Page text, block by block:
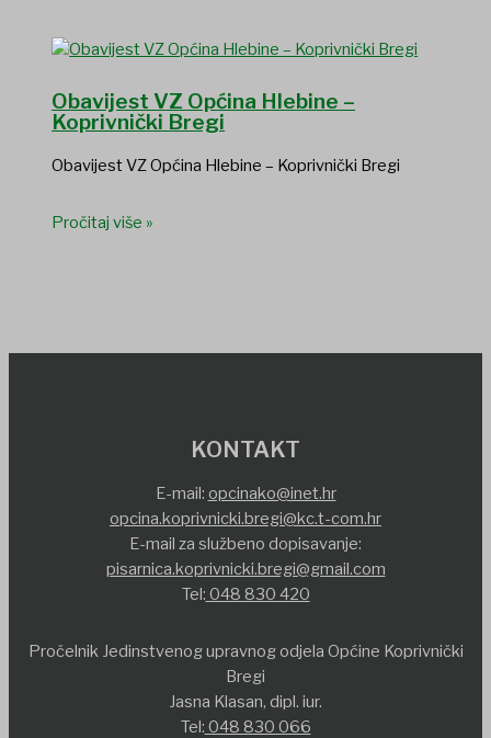
Obavijest VZ Općina Hlebine –
Koprivnički Bregi
Obavijest VZ Općina Hlebine – Koprivnički Bregi
Pročitaj više »
KONTAKT
E-mail: opcinako@inet.hr
opcina.koprivnicki.bregi@kc.t-com.hr
E-mail za službeno dopisavanje:
pisarnica.koprivnicki.bregi@gmail.com
Tel: 048 830 420
Pročelnik Jedinstvenog upravnog odjela Općine Koprivnički
Bregi
Jasna Klasan, dipl. iur.
Tel: 048 830 066